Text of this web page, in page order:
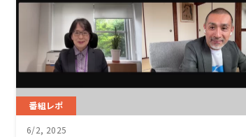
番組レポ
6/2, 2025